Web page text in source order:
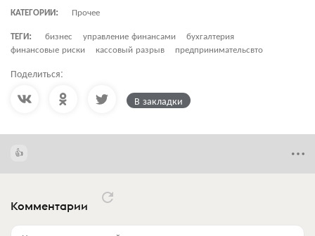
КАТЕГОРИИ:
Прочее
ТЕГИ:
бизнес управление финансами
бухгалтерия
финансовые риски
кассовый разрыв предпринимательсвто
Поделиться:
В закладки
Комментарии